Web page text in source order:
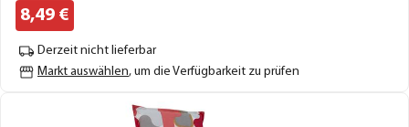
8,49 €
Derzeit nicht lieferbar
Markt auswählen, um die Verfügbarkeit zu prüfen